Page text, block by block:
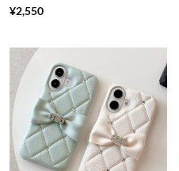
¥2,550